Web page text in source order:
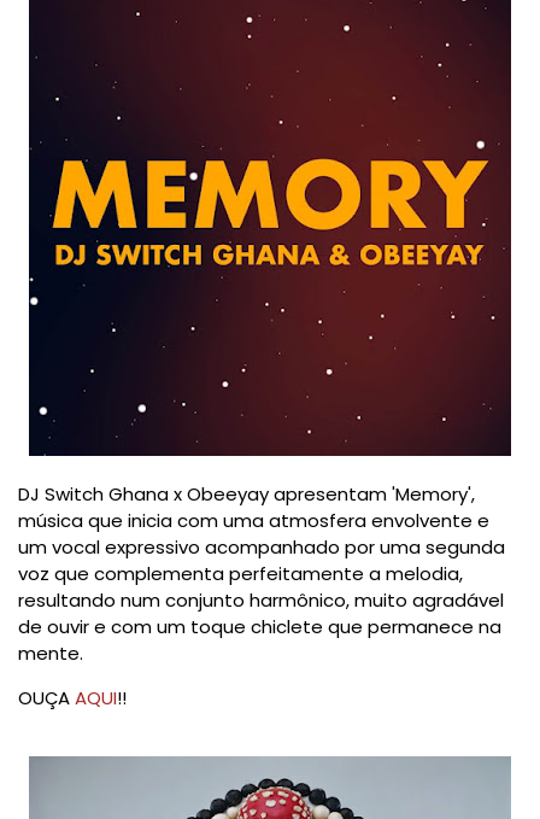
DJ Switch Ghana x Obeeyay apresentam 'Memory',
música que inicia com uma atmosfera envolvente e
um vocal expressivo acompanhado por uma segunda
voz que complementa perfeitamente a melodia,
resultando num conjunto harmônico, muito agradável
de ouvir e com um toque chiclete que permanece na
mente.
OUÇAAQUI!!